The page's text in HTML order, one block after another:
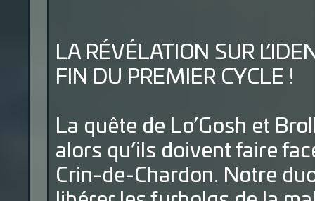
LA RÉVÉLATION SUR
FIN DU PREMIER CYCLE !
La quête de Lo’Gosh et
alors qu’ils doivent faire
Crin-de-Chardon. Notre